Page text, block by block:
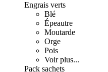
Engrais verts
Blé
Épeautre
Moutarde
Orge
Pois
Voir plus...
Pack sachets